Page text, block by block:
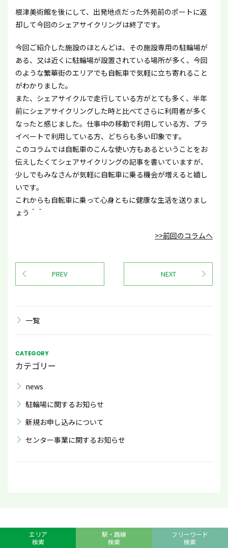
根津美術館を後にして、出発地点だった外苑前のポートに返
却して今回のシェアサイクリングは終了です。
今回ご紹介した施設のほとんどは、その施設専用の駐輪場が
ある、又は近くに駐輪場が設置されている場所が多く、今回
のような繁華街のエリアでも自転車で気軽に立ち寄れること
がわかりました。
また、シェアサイクルで走行している方がとても多く、半年
前にシェアサイクリングした時と比べてさらに利用者が多く
なったと感じました。仕事中の移動で利用している方、プラ
イベートで利用している方、どちらも多い印象です。
このコラムでは自転車のこんな使い方もあるということをお
伝えしたくてシェアサイクリングの記事を書いていますが、
少しでもみなさんが気軽に自転車に乗る機会が増えると嬉し
いです。
これからも自転車に乗って心身ともに健康な生活を送りまし
ょう＾＾
>>前回のコラムへ
PREV NEXT
一覧
CATEGORY
カテゴリー
news
駐輪場に関するお知らせ
新規お申し込みについて
センター事業に関するお知らせ
エリア
検索
駅・路線
検索
フリーワード
検索